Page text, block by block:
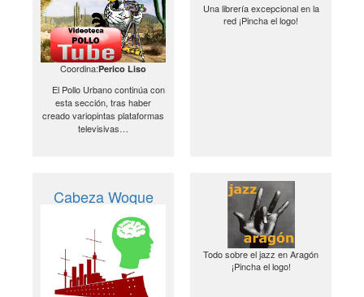
Coordina:Perico Liso
El Pollo Urbano continúa con
esta sección, tras haber
creado variopintas plataformas
televisivas…
Una librería excepcional en la
red ¡Pincha el logo!
Cabeza Woque
Todo sobre el jazz en Aragón
¡Pincha el logo!